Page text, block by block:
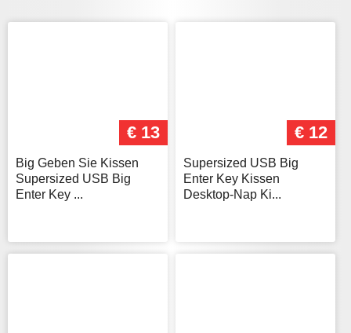
€ 13
Big Geben Sie Kissen
Supersized USB Big
Enter Key ...
€ 12
Supersized USB Big
Enter Key Kissen
Desktop-Nap Ki...